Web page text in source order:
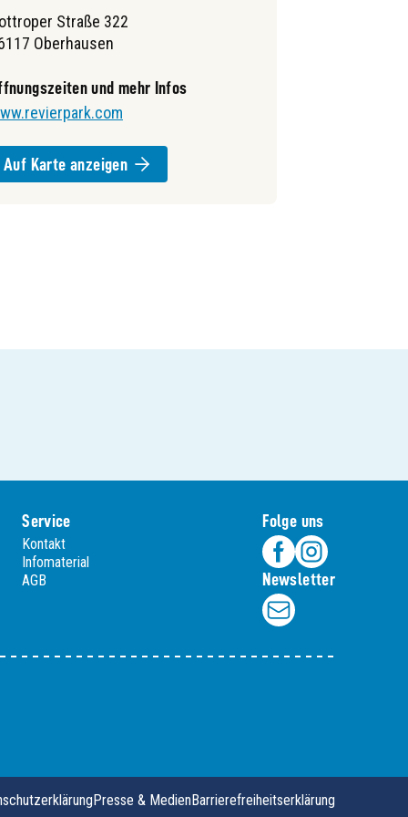
Straße 322
Oberhausen
und mehr Infos
Auf Karte anzeigen
Service
Kontakt
Infomaterial
AGB
Folge uns
Newsletter
Presse & MedienBarrierefreiheitserklärung